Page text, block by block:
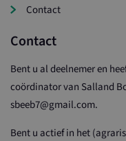
Contact
Contact
Bent u al deelnemer en
coördinator van Salland
sbeeb7@gmail.com.
Bent u actief in het